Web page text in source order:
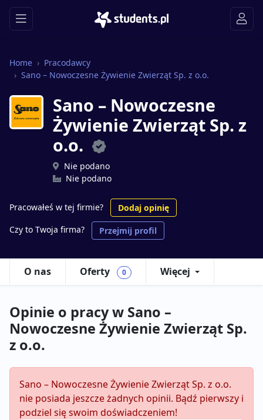
Home
Pracodawcy
Sano – Nowoczesne Żywienie Zwierząt Sp. z o.o.
Sano – Nowoczesne
Żywienie Zwierząt Sp. z
o.o.
Nie podano
Nie podano
Pracowałeś w tej firmie?
Dodaj opinię
Czy to Twoja firma?
Przejmij profil
O nas Oferty 0 Więcej
Opinie o pracy w Sano –
Nowoczesne Żywienie Zwierząt Sp.
z o.o.
Sano – Nowoczesne Żywienie Zwierząt Sp. z o.o.
nie posiada jeszcze żadnych opinii. Bądź pierwszy i
podziel się swoim doświadczeniem!